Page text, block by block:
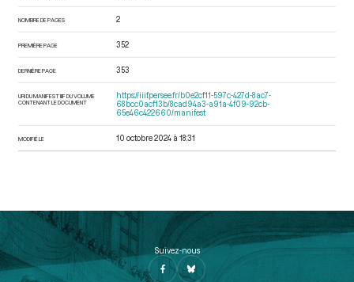
NOMBRE DE PAGES 2
PREMIÈRE PAGE 352
DERNIÈRE PAGE 353
URI DU MANIFEST IIIF DU VOLUME
CONTENANT LE DOCUMENT
https://iiif.persee.fr/b0e2cf11-597c-427d-8ac7-
68bcc0acf13b/8cad94a3-a91a-4f09-92cb-
65e46c422660/manifest
MODIFIÉ LE 10 octobre 2024 à 18:31
Suivez-nous